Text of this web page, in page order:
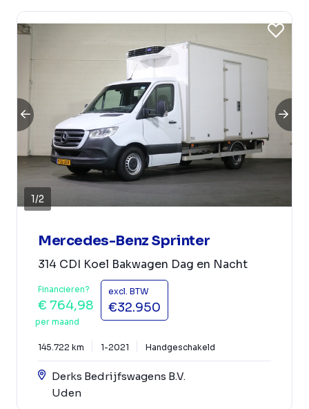
1/2
Mercedes-Benz Sprinter
314 CDI Koel Bakwagen Dag en Nacht
Financieren?
€ 764,98
per maand
excl. BTW
€32.950
145.722 km 1-2021 Handgeschakeld
Derks Bedrijfswagens B.V.
Uden